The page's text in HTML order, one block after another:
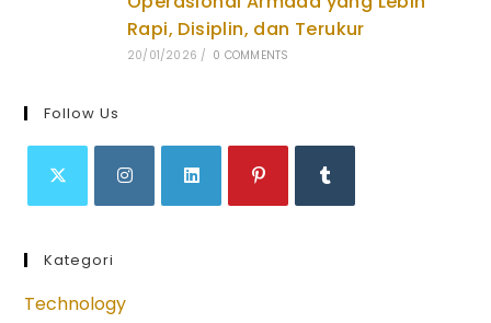
Rapi, Disiplin, dan Terukur
20/01/2026 / 0 COMMENTS
Follow Us
a
new
new
Kategori
Technology